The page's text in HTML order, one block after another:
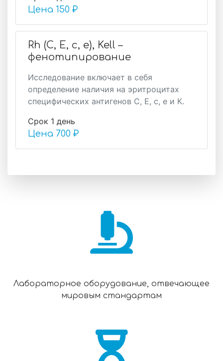
Цена 150 ₽
Rh (C, E, c, e), Kell –
фенотипирование
Исследование включает в себя
определение наличия на эритроцитах
специфических антигенов С, Е, с, е и К.
Срок 1 день
Цена 700 ₽
Лабораторное оборудование, отвечающее
мировым стандартам